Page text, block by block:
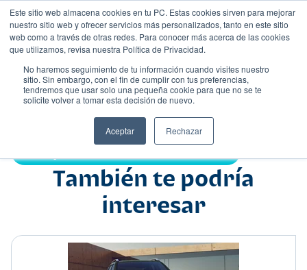
Este sitio web almacena cookies en tu PC. Estas cookies sirven para mejorar
nuestro sitio web y ofrecer servicios más personalizados, tanto en este sitio
web como a través de otras redes. Para conocer más acerca de las cookies
que utilizamos, revisa nuestra Política de Privacidad.
No haremos seguimiento de tu información cuando visites nuestro
sitio. Sin embargo, con el fin de cumplir con tus preferencias,
tendremos que usar solo una pequeña cookie para que no se te
solicite volver a tomar esta decisión de nuevo.
Aceptar Rechazar
Nombre
También te podría
interesar